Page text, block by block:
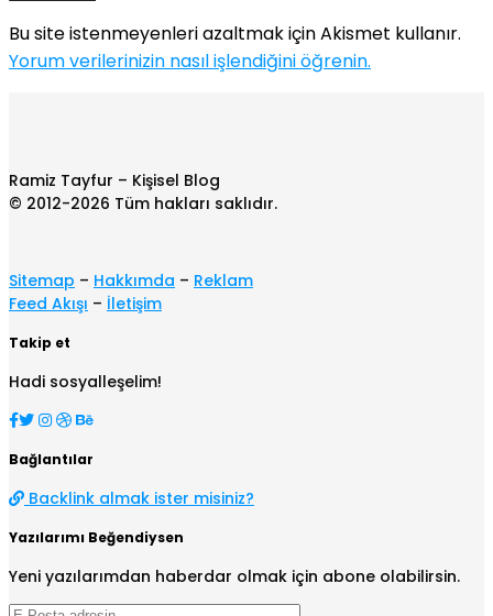
Bu site istenmeyenleri azaltmak için Akismet kullanır.
Yorum verilerinizin nasıl işlendiğini öğrenin.
Ramiz Tayfur – Kişisel Blog
© 2012-2026 Tüm hakları saklıdır.
Sitemap – Hakkımda – Reklam
Feed Akışı – İletişim
Takip et
Hadi sosyalleşelim!
Bağlantılar
Backlink almak ister misiniz?
Yazılarımı Beğendiysen
Yeni yazılarımdan haberdar olmak için abone olabilirsin.